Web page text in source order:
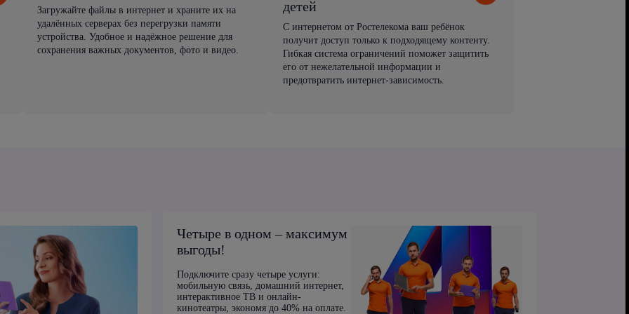
Загружайте файлы в интернет и храните их на
удалённых серверах без перегрузки памяти
устройства. Удобное и надёжное решение для
сохранения важных документов, фото и видео.
детей
С интернетом от Ростелекома ваш ребёнок
получит доступ только к подходящему контенту.
Гибкая система ограничений поможет защитить
его от нежелательной информации и
предотвратить интернет-зависимость.
Четыре в одном – максимум
выгоды!
Подключите сразу четыре услуги:
мобильную связь, домашний интернет,
интерактивное ТВ и онлайн-
кинотеатры, экономя до 40% на оплате.